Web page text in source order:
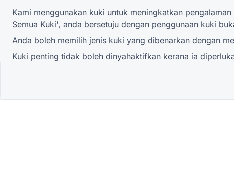
Kami menggunakan kuki untuk meningkatkan
Semua Kuki', anda bersetuju dengan penggunaan kuki
Anda boleh memilih jenis kuki yang dibenarkan dengan
Kuki penting tidak boleh dinyahaktifkan kerana ia